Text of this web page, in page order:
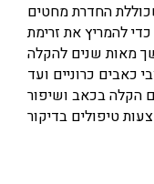
החדרת מחטים
להמריץ את זרימת
מאות שנים להקלה
כאבים כרוניים ועד
הקלה בכאב ושיפור